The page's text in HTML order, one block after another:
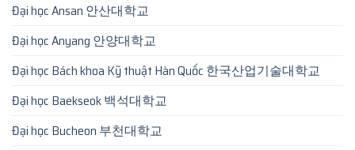
Đại học Ansan 안산대학교
Đại học Anyang 안양대학교
Đại học Bách khoa Kỹ thuật Hàn Quốc 한국산업기술대학교
Đại học Baekseok 백석대학교
Đại học Bucheon 부천대학교